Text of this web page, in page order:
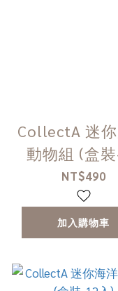
CollectA 迷
動物組 (盒
入)
NT$490
加入購物車